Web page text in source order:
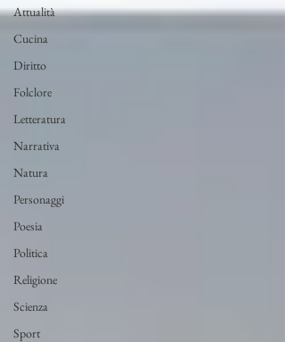
Attualità
Cucina
Diritto
Folclore
Letteratura
Narrativa
Natura
Personaggi
Poesia
Politica
Religione
Scienza
Sport